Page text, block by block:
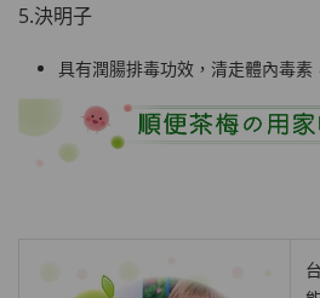
5.決明子
具有潤腸排毒功效，清走體內毒素